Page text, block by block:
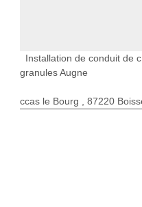
Installation de conduit de
granules Augne
ccas le Bourg , 87220